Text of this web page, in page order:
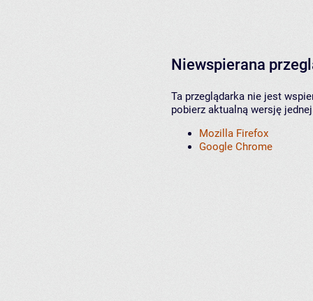
Niewspierana
Ta przeglądarka nie jest
pobierz aktualną wersję
Mozilla Firefox
Google Chrome